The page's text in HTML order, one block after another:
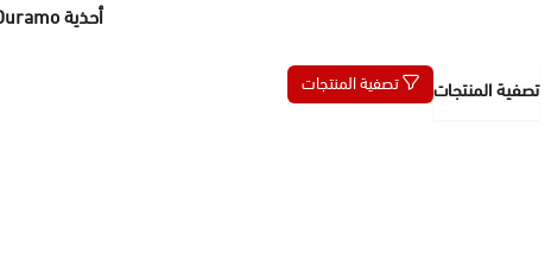
أحذية Duramo
تصفية المنتجات تصفية المنتجات